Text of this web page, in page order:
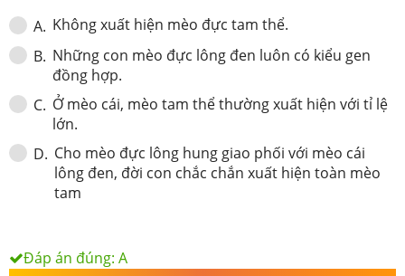
A. Không xuất hiện mèo đực tam thể.
B. Những con mèo đực lông đen luôn có kiểu gen
đồng hợp.
C. Ở mèo cái, mèo tam thể thường xuất hiện với tỉ lệ
lớn.
D. Cho mèo đực lông hung giao phối với mèo cái
lông đen, đời con chắc chắn xuất hiện toàn mèo
tam
Đáp án đúng: A